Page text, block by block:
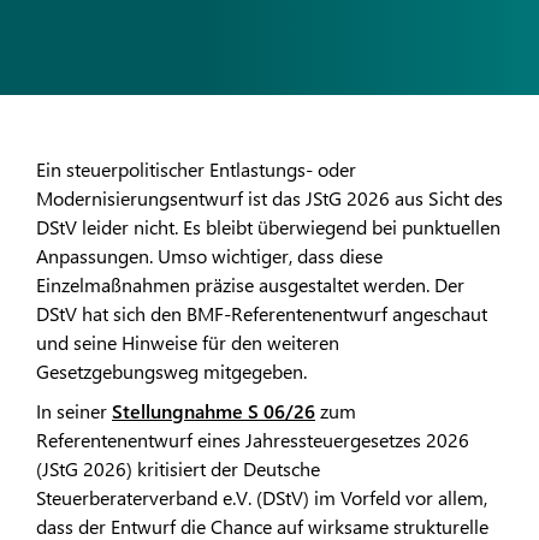
Ein steuerpolitischer Entlastungs- oder
Modernisierungsentwurf ist das JStG 2026 aus Sicht des
DStV leider nicht. Es bleibt überwiegend bei punktuellen
Anpassungen. Umso wichtiger, dass diese
Einzelmaßnahmen präzise ausgestaltet werden. Der
DStV hat sich den BMF-Referentenentwurf angeschaut
und seine Hinweise für den weiteren
Gesetzgebungsweg mitgegeben.
In seinerStellungnahme S 06/26zum
Referentenentwurf eines Jahressteuergesetzes 2026
(JStG 2026) kritisiert der Deutsche
Steuerberaterverband e.V. (DStV) im Vorfeld vor allem,
dass der Entwurf die Chance auf wirksame strukturelle